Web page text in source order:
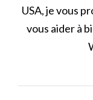
USA, je vous
vous aider à